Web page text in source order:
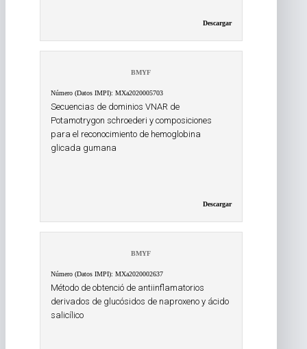
Descargar
BMYF
Número (Datos IMPI): MXa2020005703
Secuencias de dominios VNAR de
Potamotrygon schroederi y composiciones
para el reconocimiento de hemoglobina
glicada gumana
Descargar
BMYF
Número (Datos IMPI): MXa2020002637
Método de obtenció de antiinflamatorios
derivados de glucósidos de naproxeno y ácido
salicílico